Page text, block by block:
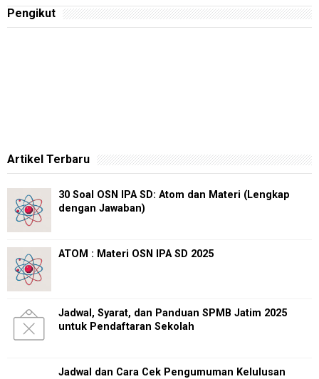
Pengikut
Artikel Terbaru
30 Soal OSN IPA SD: Atom dan Materi (Lengkap
dengan Jawaban)
ATOM : Materi OSN IPA SD 2025
Jadwal, Syarat, dan Panduan SPMB Jatim 2025
untuk Pendaftaran Sekolah
Jadwal dan Cara Cek Pengumuman Kelulusan